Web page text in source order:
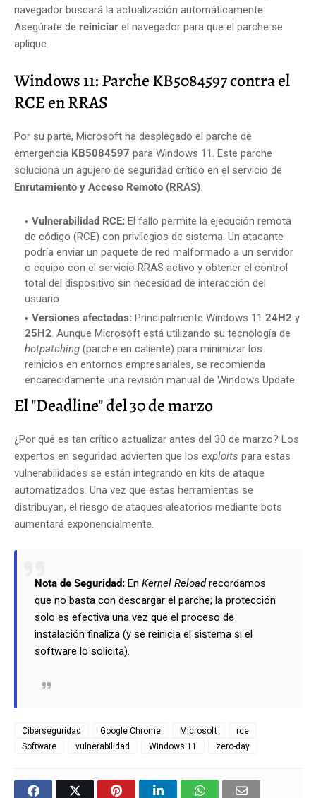
navegador buscará la actualización automáticamente.
Asegúrate de reiniciar el navegador para que el parche se
aplique.
Windows 11: Parche KB5084597 contra el
RCE en RRAS
Por su parte, Microsoft ha desplegado el parche de
emergencia KB5084597 para Windows 11. Este parche
soluciona un agujero de seguridad crítico en el servicio de
Enrutamiento y Acceso Remoto (RRAS).
Vulnerabilidad RCE: El fallo permite la ejecución remota
de código (RCE) con privilegios de sistema. Un atacante
podría enviar un paquete de red malformado a un servidor
o equipo con el servicio RRAS activo y obtener el control
total del dispositivo sin necesidad de interacción del
usuario.
Versiones afectadas: Principalmente Windows 11 24H2 y
25H2. Aunque Microsoft está utilizando su tecnología de
hotpatching (parche en caliente) para minimizar los
reinicios en entornos empresariales, se recomienda
encarecidamente una revisión manual de Windows Update.
El "Deadline" del 30 de marzo
¿Por qué es tan crítico actualizar antes del 30 de marzo? Los
expertos en seguridad advierten que los exploits para estas
vulnerabilidades se están integrando en kits de ataque
automatizados. Una vez que estas herramientas se
distribuyan, el riesgo de ataques aleatorios mediante bots
aumentará exponencialmente.
Nota de Seguridad: En Kernel Reloadrecordamos
que no basta con descargar el parche; la protección
solo es efectiva una vez que el proceso de
instalación finaliza (y se reinicia el sistema si el
software lo solicita).
Ciberseguridad Google Chrome Microsoft
rce
Software
vulnerabilidad Windows 11 zero-day